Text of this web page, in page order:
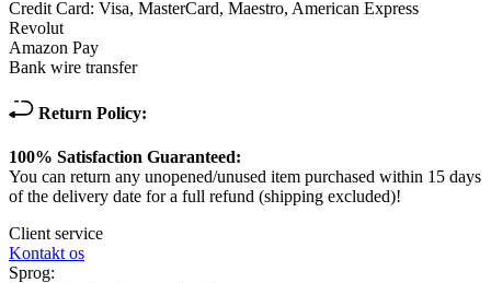
Credit Card: Visa, MasterCard, Maestro, American Express
Revolut
Amazon Pay
Bank wire transfer
Return Policy:
100% Satisfaction Guaranteed:
You can return any unopened/unused item purchased within 15 days
of the delivery date for a full refund (shipping excluded)!
Client service
Kontakt os
Sprog: